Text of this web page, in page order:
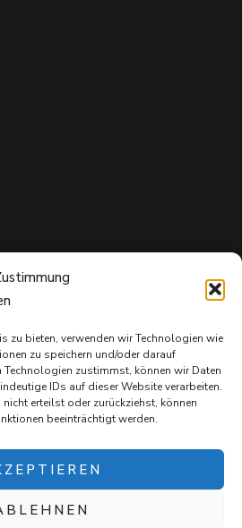
zu bieten, verwenden wir Technologien wie
zu speichern und/oder darauf
Technologien zustimmst, können wir Daten
IDs auf dieser Website verarbeiten.
erteilst oder zurückziehst, können
beeinträchtigt werden.
e.V.